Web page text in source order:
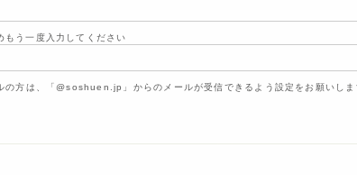
もう一度入力してください
の方は、「@soshuen.jp」からのメールが受信できるよう設定をお願いし